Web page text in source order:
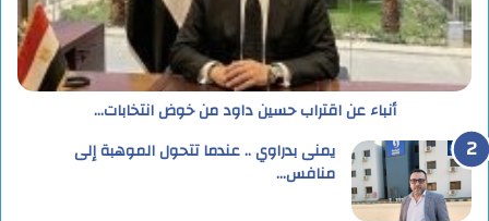
أنباء عن اقتراب حسين داود من خوض انتخابات…
يمنى بدراوي .. عندما تتحول الموهبة إلى
منافس…